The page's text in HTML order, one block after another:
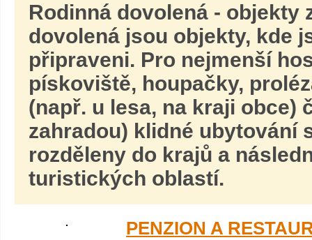
Rodinná dovolená - objekty
dovolená jsou objekty, kde
připraveni. Pro nejmenší
pískoviště, houpačky,
(např. u lesa, na kraji obce)
zahradou) klidné ubytování
rozděleny do krajů a
turistických oblastí.
PENZION A